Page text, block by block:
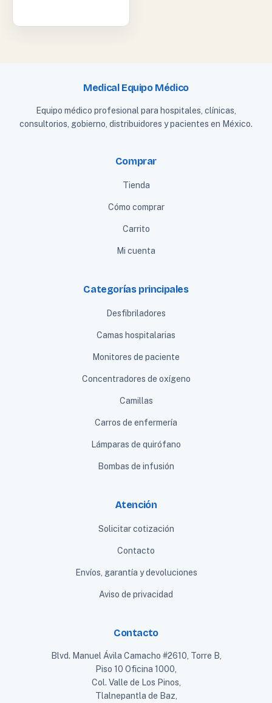
Medical Equipo Médico
Equipo médico profesional para hospitales, clínicas,
consultorios, gobierno, distribuidores y pacientes en México.
Comprar
Tienda
Cómo comprar
Carrito
Mi cuenta
Categorías principales
Desfibriladores
Camas hospitalarias
Monitores de paciente
Concentradores de oxígeno
Camillas
Carros de enfermería
Lámparas de quirófano
Bombas de infusión
Atención
Solicitar cotización
Contacto
Envíos, garantía y devoluciones
Aviso de privacidad
Contacto
Blvd. Manuel Ávila Camacho #2610, Torre B,
Piso 10 Oficina 1000,
Col. Valle de Los Pinos,
Tlalnepantla de Baz,